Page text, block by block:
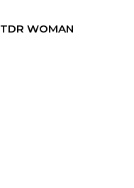
TDR WOMAN